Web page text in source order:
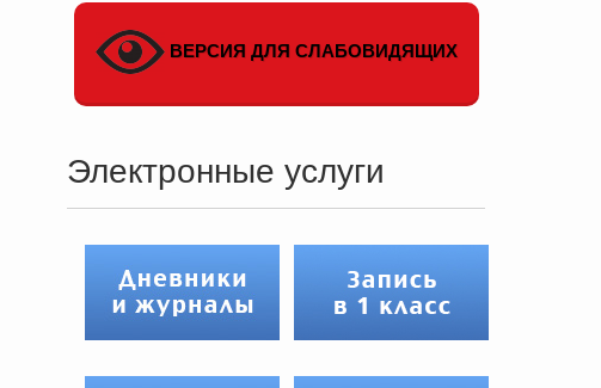
ВЕРСИЯ ДЛЯ СЛАБОВИДЯЩИХ
Электронные услуги